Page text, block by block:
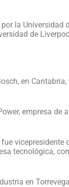
la
de
en
empresa
tecnológica,
en